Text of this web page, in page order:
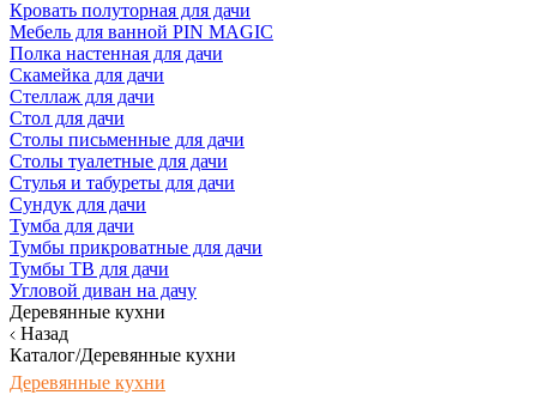
Кровать полуторная для дачи
Мебель для ванной PIN MAGIC
Полка настенная для дачи
Скамейка для дачи
Стеллаж для дачи
Стол для дачи
Столы письменные для дачи
Столы туалетные для дачи
Стулья и табуреты для дачи
Сундук для дачи
Тумба для дачи
Тумбы прикроватные для дачи
Тумбы ТВ для дачи
Угловой диван на дачу
Деревянные кухни
Назад
Каталог/Деревянные кухни
Деревянные кухни